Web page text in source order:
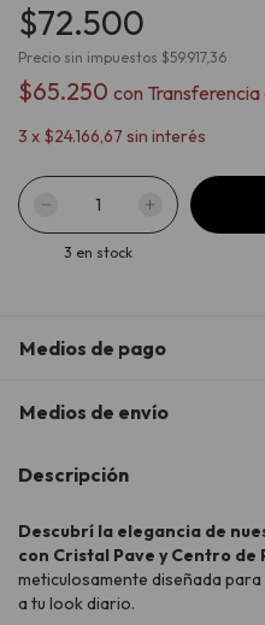
$72.500
Precio sin impuestos $59.917,36
$65.250 con
3 x $24.166,67 sin interés
3 en stock
Medios de pago
Medios de envío
Descripción
Descubrí la elegancia de
con Cristal Pave y Centro de
meticulosamente diseñada
a tu look diario.